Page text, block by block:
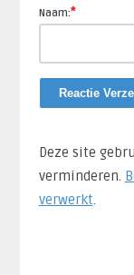
Naam:*
Deze site
verminderen.
verwerkt.